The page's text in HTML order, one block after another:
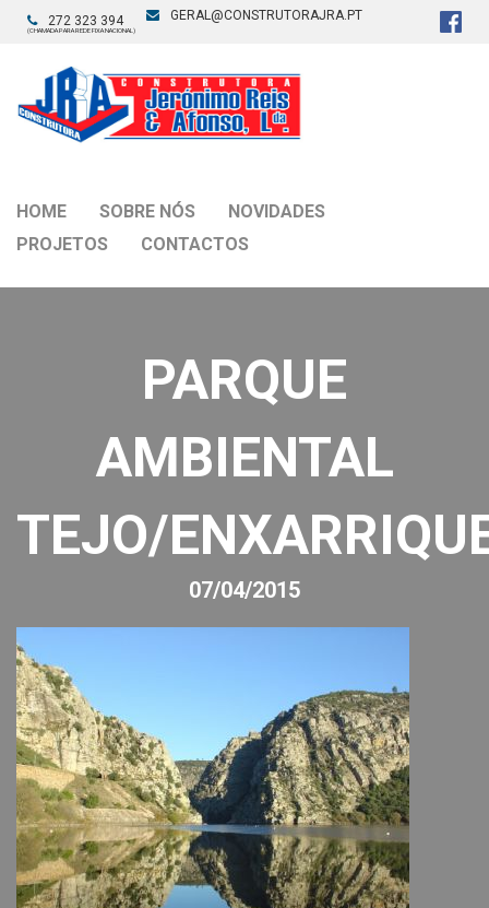
272 323 394
(CHAMADA PARA REDE FIXA NACIONAL)
GERAL@CONSTRUTORAJRA.PT
HOME SOBRE NÓS
NOVIDADES
PROJETOS
CONTACTOS
PARQUE
AMBIENTAL
TEJO/
07/04/2015